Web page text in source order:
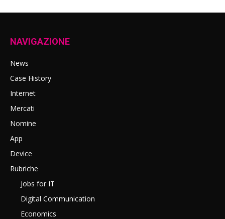
NAVIGAZIONE
News
Case History
Internet
Mercati
Nomine
App
Device
Rubriche
Jobs for IT
Digital Communication
Economics